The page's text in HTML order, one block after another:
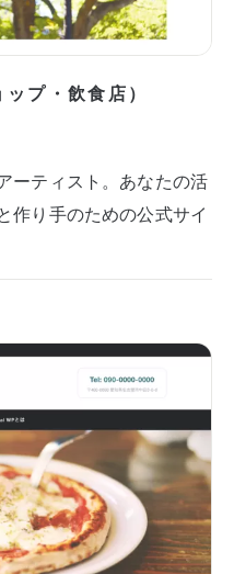
プ・飲食店）
ーティスト。あなたの活
作り手のための公式サイ